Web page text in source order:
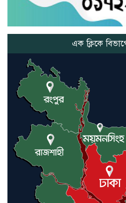
দৈনিক
পর সেই
কারাদন্ড,
ভালাইপুর
আদালতের
টাকা জরিমানা
সেভেন
ব্যাডমিন্টন
চ্যাম্পিয়ন
এক ক্লিকে